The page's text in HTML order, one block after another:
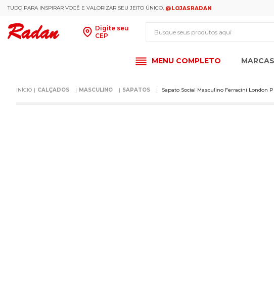
TUDO PARA INSPIRAR VOCÊ E VALORIZAR SEU JEITO ÚNICO, @LOJASRADAN
Digite seu
CEP
MENU COMPLETO
CALÇADOS MASCULINO SAPATOS Sapato Social Masculino Ferracini London